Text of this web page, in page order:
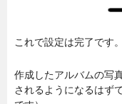
これで設定は完了です。
作成したアルバムの写
されるようになるはず